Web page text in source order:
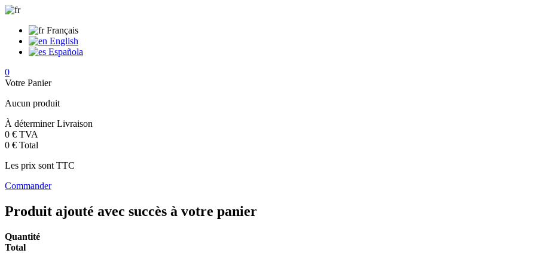
Français
English
Española
0
Votre Panier
Aucun produit
À déterminerLivraison
0 € TVA
0 € Total
Les prix sont TTC
Commander
Produit ajouté avec succès à votre panier
Quantité
Total